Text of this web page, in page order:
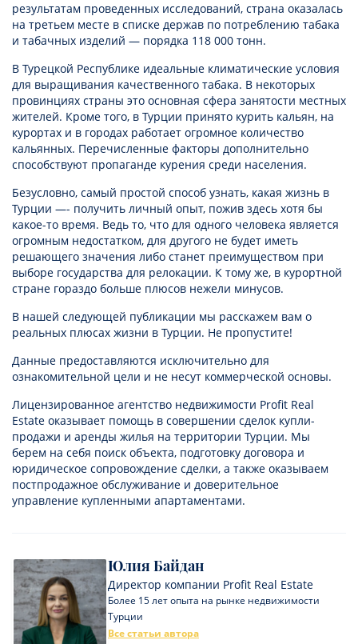
результатам проведенных исследований, страна оказалась
на третьем месте в списке держав по потреблению табака
и табачных изделий — порядка 118 000 тонн.
В Турецкой Республике идеальные климатические условия
для выращивания качественного табака. В некоторых
провинциях страны это основная сфера занятости местных
жителей. Кроме того, в Турции принято курить кальян, на
курортах и в городах работает огромное количество
кальянных. Перечисленные факторы дополнительно
способствуют пропаганде курения среди населения.
Безусловно, самый простой способ узнать, какая жизнь в
Турции —- получить личный опыт, пожив здесь хотя бы
какое-то время. Ведь то, что для одного человека является
огромным недостатком, для другого не будет иметь
решающего значения либо станет преимуществом при
выборе государства для релокации. К тому же, в курортной
стране гораздо больше плюсов нежели минусов.
В нашей следующей публикации мы расскажем вам о
реальных плюсах жизни в Турции. Не пропустите!
Данные предоставляются исключительно для
ознакомительной цели и не несут коммерческой основы.
Лицензированное агентство недвижимости Profit Real
Estate оказывает помощь в совершении сделок купли-
продажи и аренды жилья на территории Турции. Мы
берем на себя поиск объекта, подготовку договора и
юридическое сопровождение сделки, а также оказываем
постпродажное обслуживание и доверительное
управление купленными апартаментами.
Юлия Байдан
Директор компании Profit Real Estate
Более 15 лет опыта на рынке недвижимости
Турции
Все статьи автора